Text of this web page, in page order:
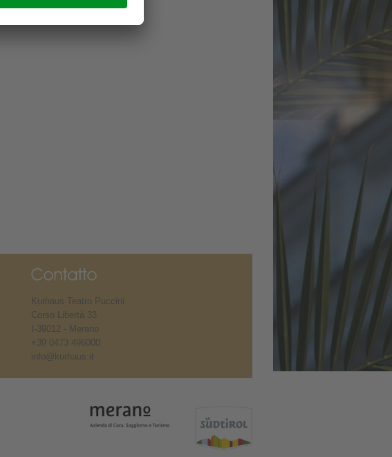
Kurhaus Teatro Puccini
Corso Libertà 33
I-39012 - Merano
+39 0473 496000
info@kurhaus.it